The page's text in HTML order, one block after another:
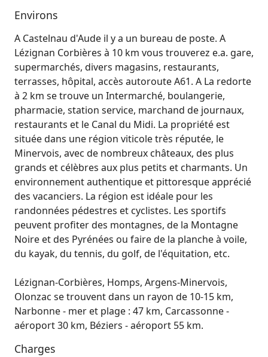
Environs
A Castelnau d'Aude il y a un bureau de poste. A
Lézignan Corbières à 10 km vous trouverez e.a. gare,
supermarchés, divers magasins, restaurants,
terrasses, hôpital, accès autoroute A61. A La redorte
à 2 km se trouve un Intermarché, boulangerie,
pharmacie, station service, marchand de journaux,
restaurants et le Canal du Midi. La propriété est
située dans une région viticole très réputée, le
Minervois, avec de nombreux châteaux, des plus
grands et célèbres aux plus petits et charmants. Un
environnement authentique et pittoresque apprécié
des vacanciers. La région est idéale pour les
randonnées pédestres et cyclistes. Les sportifs
peuvent profiter des montagnes, de la Montagne
Noire et des Pyrénées ou faire de la planche à voile,
du kayak, du tennis, du golf, de l'équitation, etc.
Lézignan-Corbières, Homps, Argens-Minervois,
Olonzac se trouvent dans un rayon de 10-15 km,
Narbonne - mer et plage : 47 km, Carcassonne -
aéroport 30 km, Béziers - aéroport 55 km.
Charges